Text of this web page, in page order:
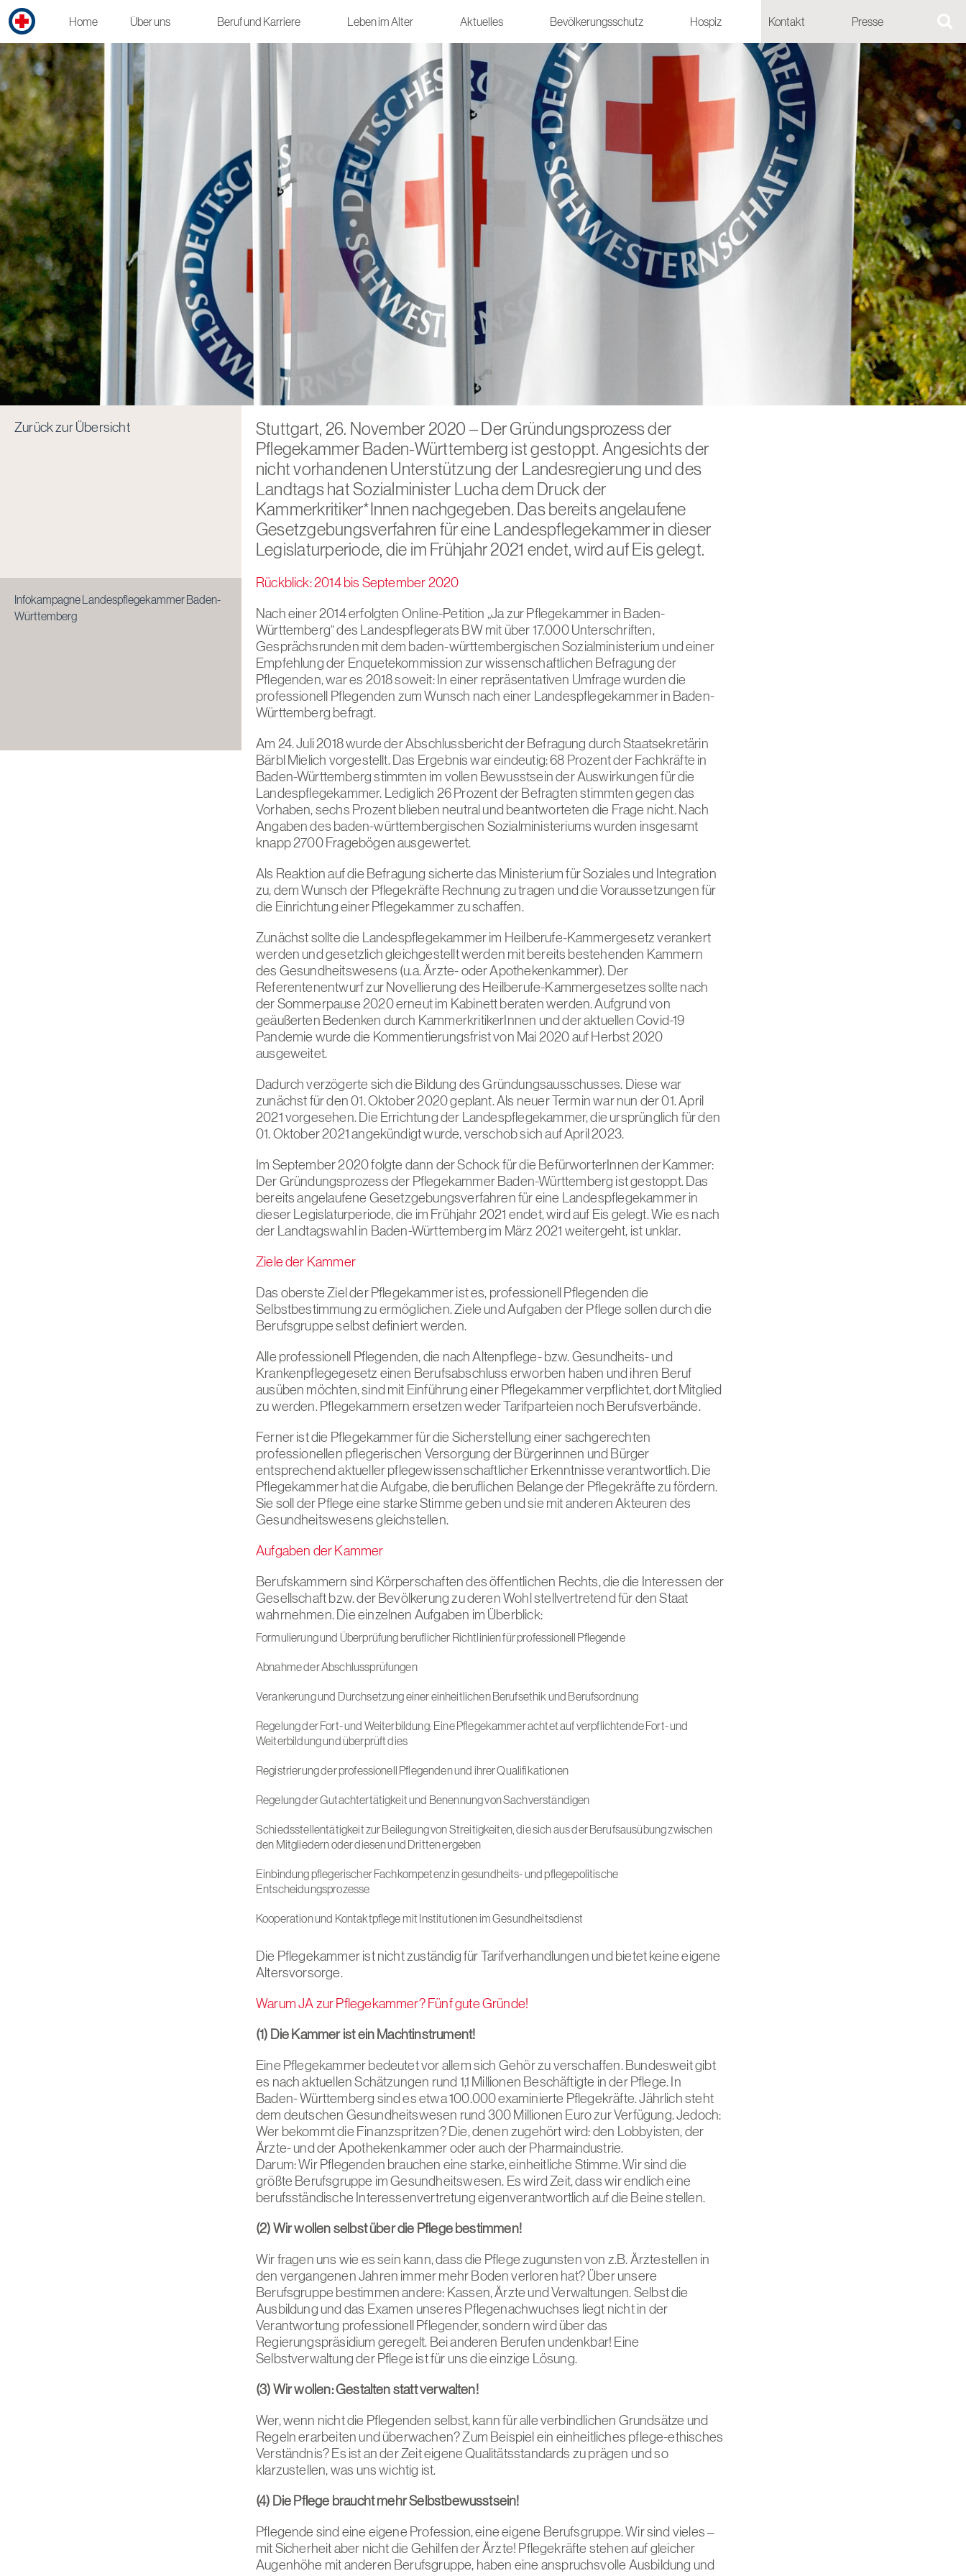
Home Über uns Beruf und Karriere Leben im Alter Aktuelles Bevölkerungsschutz Hospiz Kontakt Presse
Zurück zur Übersicht
Infokampagne Landespflegekammer Baden-
Württemberg
Stuttgart, 26. November 2020 – Der Gründungsprozess der
Pflegekammer Baden-Württemberg ist gestoppt. Angesichts der
nicht vorhandenen Unterstützung der Landesregierung und des
Landtags hat Sozialminister Lucha dem Druck der
Kammerkritiker*Innen nachgegeben. Das bereits angelaufene
Gesetzgebungsverfahren für eine Landespflegekammer in dieser
Legislaturperiode, die im Frühjahr 2021 endet, wird auf Eis gelegt.
Rückblick: 2014 bis September 2020
Nach einer 2014 erfolgten Online-Petition „Ja zur Pflegekammer in Baden-
Württemberg“ des Landespflegerats BW mit über 17.000 Unterschriften,
Gesprächsrunden mit dem baden-württembergischen Sozialministerium und einer
Empfehlung der Enquetekommission zur wissenschaftlichen Befragung der
Pflegenden, war es 2018 soweit: In einer repräsentativen Umfrage wurden die
professionell Pflegenden zum Wunsch nach einer Landespflegekammer in Baden-
Württemberg befragt.
Am 24. Juli 2018 wurde der Abschlussbericht der Befragung durch Staatsekretärin
Bärbl Mielich vorgestellt. Das Ergebnis war eindeutig: 68 Prozent der Fachkräfte in
Baden-Württemberg stimmten im vollen Bewusstsein der Auswirkungen für die
Landespflegekammer. Lediglich 26 Prozent der Befragten stimmten gegen das
Vorhaben, sechs Prozent blieben neutral und beantworteten die Frage nicht. Nach
Angaben des baden-württembergischen Sozialministeriums wurden insgesamt
knapp 2700 Fragebögen ausgewertet.
Als Reaktion auf die Befragung sicherte das Ministerium für Soziales und Integration
zu, dem Wunsch der Pflegekräfte Rechnung zu tragen und die Voraussetzungen für
die Einrichtung einer Pflegekammer zu schaffen.
Zunächst sollte die Landespflegekammer im Heilberufe-Kammergesetz verankert
werden und gesetzlich gleichgestellt werden mit bereits bestehenden Kammern
des Gesundheitswesens (u.a. Ärzte- oder Apothekenkammer). Der
Referentenentwurf zur Novellierung des Heilberufe-Kammergesetzes sollte nach
der Sommerpause 2020 erneut im Kabinett beraten werden. Aufgrund von
geäußerten Bedenken durch KammerkritikerInnen und der aktuellen Covid-19
Pandemie wurde die Kommentierungsfrist von Mai 2020 auf Herbst 2020
ausgeweitet.
Dadurch verzögerte sich die Bildung des Gründungsausschusses. Diese war
zunächst für den 01. Oktober 2020 geplant. Als neuer Termin war nun der 01. April
2021 vorgesehen. Die Errichtung der Landespflegekammer, die ursprünglich für den
01. Oktober 2021 angekündigt wurde, verschob sich auf April 2023.
Im September 2020 folgte dann der Schock für die BefürworterInnen der Kammer:
Der Gründungsprozess der Pflegekammer Baden-Württemberg ist gestoppt. Das
bereits angelaufene Gesetzgebungsverfahren für eine Landespflegekammer in
dieser Legislaturperiode, die im Frühjahr 2021 endet, wird auf Eis gelegt. Wie es nach
der Landtagswahl in Baden-Württemberg im März 2021 weitergeht, ist unklar.
Ziele der Kammer
Das oberste Ziel der Pflegekammer ist es, professionell Pflegenden die
Selbstbestimmung zu ermöglichen. Ziele und Aufgaben der Pflege sollen durch die
Berufsgruppe selbst definiert werden.
Alle professionell Pflegenden, die nach Altenpflege- bzw. Gesundheits- und
Krankenpflegegesetz einen Berufsabschluss erworben haben und ihren Beruf
ausüben möchten, sind mit Einführung einer Pflegekammer verpflichtet, dort Mitglied
zu werden. Pflegekammern ersetzen weder Tarifparteien noch Berufsverbände.
Ferner ist die Pflegekammer für die Sicherstellung einer sachgerechten
professionellen pflegerischen Versorgung der Bürgerinnen und Bürger
entsprechend aktueller pflegewissenschaftlicher Erkenntnisse verantwortlich. Die
Pflegekammer hat die Aufgabe, die beruflichen Belange der Pflegekräfte zu fördern.
Sie soll der Pflege eine starke Stimme geben und sie mit anderen Akteuren des
Gesundheitswesens gleichstellen.
Aufgaben der Kammer
Berufskammern sind Körperschaften des öffentlichen Rechts, die die Interessen der
Gesellschaft bzw. der Bevölkerung zu deren Wohl stellvertretend für den Staat
wahrnehmen. Die einzelnen Aufgaben im Überblick:
Formulierung und Überprüfung beruflicher Richtlinien für professionell Pflegende
Abnahme der Abschlussprüfungen
Verankerung und Durchsetzung einer einheitlichen Berufsethik und Berufsordnung
Regelung der Fort- und Weiterbildung: Eine Pflegekammer achtet auf verpflichtende Fort- und
Weiterbildung und überprüft dies
Registrierung der professionell Pflegenden und ihrer Qualifikationen
Regelung der Gutachtertätigkeit und Benennung von Sachverständigen
Schiedsstellentätigkeit zur Beilegung von Streitigkeiten, die sich aus der Berufsausübung zwischen
den Mitgliedern oder diesen und Dritten ergeben
Einbindung pflegerischer Fachkompetenz in gesundheits- und pflegepolitische
Entscheidungsprozesse
Kooperation und Kontaktpflege mit Institutionen im Gesundheitsdienst
Die Pflegekammer ist nicht zuständig für Tarifverhandlungen und bietet keine eigene
Altersvorsorge.
Warum JA zur Pflegekammer? Fünf gute Gründe!
(1) Die Kammer ist ein Machtinstrument!
Eine Pflegekammer bedeutet vor allem sich Gehör zu verschaffen. Bundesweit gibt
es nach aktuellen Schätzungen rund 1,1 Millionen Beschäftigte in der Pflege. In
Baden- Württemberg sind es etwa 100.000 examinierte Pflegekräfte. Jährlich steht
dem deutschen Gesundheitswesen rund 300 Millionen Euro zur Verfügung. Jedoch:
Wer bekommt die Finanzspritzen? Die, denen zugehört wird: den Lobbyisten, der
Ärzte- und der Apothekenkammer oder auch der Pharmaindustrie.
Darum: Wir Pflegenden brauchen eine starke, einheitliche Stimme. Wir sind die
größte Berufsgruppe im Gesundheitswesen. Es wird Zeit, dass wir endlich eine
berufsständische Interessenvertretung eigenverantwortlich auf die Beine stellen.
(2) Wir wollen selbst über die Pflege bestimmen!
Wir fragen uns wie es sein kann, dass die Pflege zugunsten von z.B. Ärztestellen in
den vergangenen Jahren immer mehr Boden verloren hat? Über unsere
Berufsgruppe bestimmen andere: Kassen, Ärzte und Verwaltungen. Selbst die
Ausbildung und das Examen unseres Pflegenachwuchses liegt nicht in der
Verantwortung professionell Pflegender, sondern wird über das
Regierungspräsidium geregelt. Bei anderen Berufen undenkbar! Eine
Selbstverwaltung der Pflege ist für uns die einzige Lösung.
(3) Wir wollen: Gestalten statt verwalten!
Wer, wenn nicht die Pflegenden selbst, kann für alle verbindlichen Grundsätze und
Regeln erarbeiten und überwachen? Zum Beispiel ein einheitliches pflege-ethisches
Verständnis? Es ist an der Zeit eigene Qualitätsstandards zu prägen und so
klarzustellen, was uns wichtig ist.
(4) Die Pflege braucht mehr Selbstbewusstsein!
Pflegende sind eine eigene Profession, eine eigene Berufsgruppe. Wir sind vieles –
mit Sicherheit aber nicht die Gehilfen der Ärzte! Pflegekräfte stehen auf gleicher
Augenhöhe mit anderen Berufsgruppe, haben eine anspruchsvolle Ausbildung und